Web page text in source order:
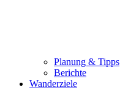
Planung & Tipps
Berichte
Wanderziele